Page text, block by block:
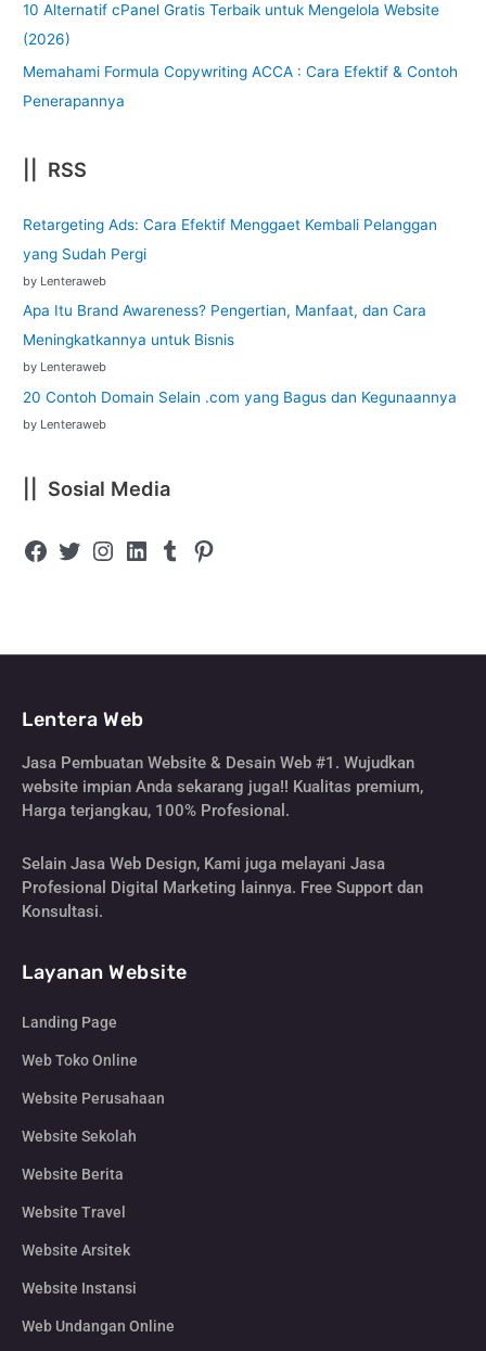
10 Alternatif cPanel Gratis Terbaik untuk Mengelola Website
(2026)
Memahami Formula Copywriting ACCA : Cara Efektif & Contoh
Penerapannya
|| RSS
Retargeting Ads: Cara Efektif Menggaet Kembali Pelanggan
yang Sudah Pergi
by Lenteraweb
Apa Itu Brand Awareness? Pengertian, Manfaat, dan Cara
Meningkatkannya untuk Bisnis
by Lenteraweb
20 Contoh Domain Selain .com yang Bagus dan Kegunaannya
by Lenteraweb
|| Sosial Media
Lentera Web
Jasa Pembuatan Website & Desain Web #1. Wujudkan
website impian Anda sekarang juga!! Kualitas premium,
Harga terjangkau, 100% Profesional.
Selain Jasa Web Design, Kami juga melayani Jasa
Profesional Digital Marketing lainnya. Free Support dan
Konsultasi.
Layanan Website
Landing Page
Web Toko Online
Website Perusahaan
Website Sekolah
Website Berita
Website Travel
Website Arsitek
Website Instansi
Web Undangan Online